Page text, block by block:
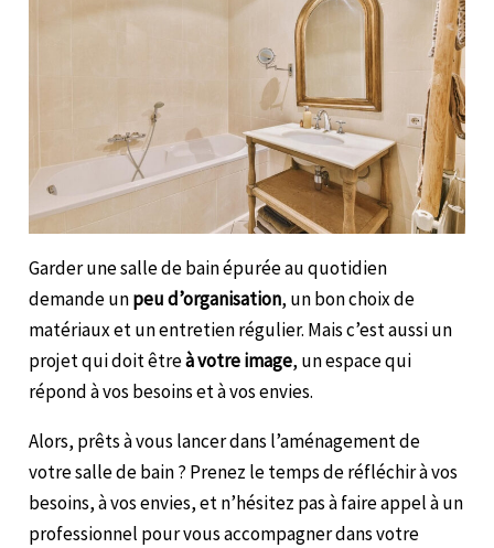
Garder une salle de bain épurée au quotidien
demande unpeu d’organisation, un bon choix de
matériaux et un entretien régulier. Mais c’est aussi un
projet qui doit êtreà votre image, un espace qui
répond à vos besoins et à vos envies.
Alors, prêts à vous lancer dans l’aménagement de
votre salle de bain ? Prenez le temps de réfléchir à vos
besoins, à vos envies, et n’hésitez pas à faire appel à un
professionnel pour vous accompagner dans votre